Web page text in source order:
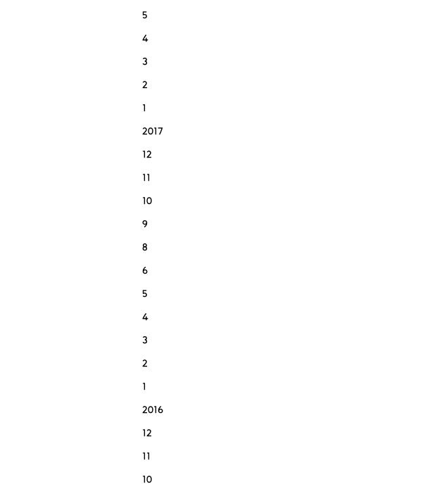
5
4
3
2
1
2017
12
11
10
9
8
6
5
4
3
2
1
2016
12
11
10